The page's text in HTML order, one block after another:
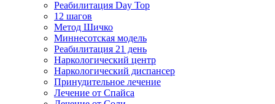
Реабилитация Day Top
12 шагов
Метод Шичко
Миннесотская модель
Реабилитация 21 день
Наркологический центр
Наркологический диспансер
Принудительное лечение
Лечение от Спайса